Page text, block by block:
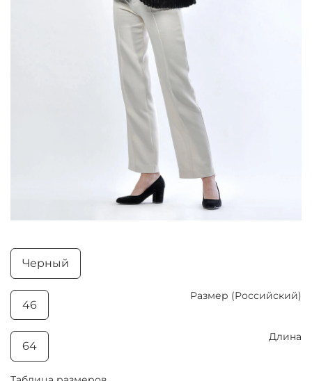
Черный
Размер (Российский)
46
Длина
64